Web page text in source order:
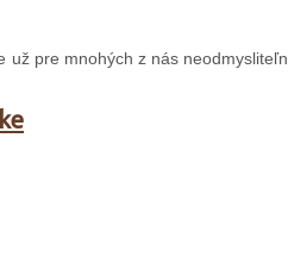
už pre mnohých z nás